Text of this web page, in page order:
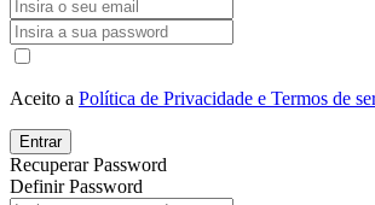
Aceito a Política de Privacidade e Termos de
Entrar
Recuperar Password
Definir Password